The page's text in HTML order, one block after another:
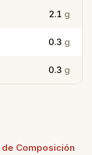
2.1 g
0.3 g
0.3 g
de Composición